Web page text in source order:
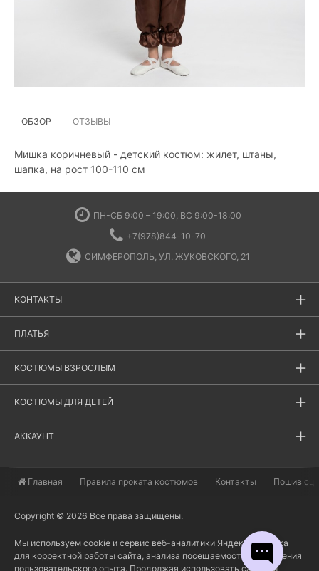
ОБЗОР ОТЗЫВЫ
Мишка коричневый - детский костюм: жилет, штаны,
шапка, на рост 100-110 см
ПН-СБ 9:00 – 19:00, ВС 9:00-18:00
+7(978)844-10-70
СИМФЕРОПОЛЬ, УЛ. ЖУКОВСКОГО, 21
КОНТАКТЫ
ПЛАТЬЯ
КОСТЮМЫ ВЗРОСЛЫМ
КОСТЮМЫ ДЛЯ ДЕТЕЙ
АККАУНТ
Главная ​Правила проката костюмов Контакты Пошив
Copyright © 2026 Все права защищены.
Мы используем cookie и сервис веб-аналитики Яндекс Метрика
для корректной работы сайта, анализа посещаемости и улучшения
пользовательского опыта. Продолжая использовать сайт или